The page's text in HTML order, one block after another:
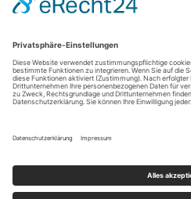
Disclaimer
Der Gay in May e.V. bietet
für ihre Inhalte tragen die